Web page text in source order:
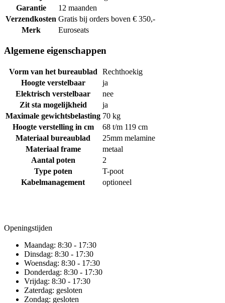
Garantie
12 maanden
Verzendkosten Gratis bij orders boven € 350,-
Merk
Euroseats
Algemene eigenschappen
Vorm van het bureaublad
Rechthoekig
Hoogte verstelbaar
ja
Elektrisch verstelbaar
nee
Zit sta mogelijkheid
ja
Maximale gewichtsbelasting 70 kg
Hoogte verstelling in cm
68 t/m 119 cm
Materiaal bureaublad
25mm melamine
Materiaal frame
metaal
Aantal poten
2
Type poten
T-poot
Kabelmanagement
optioneel
Openingstijden
Maandag: 8:30 - 17:30
Dinsdag: 8:30 - 17:30
Woensdag: 8:30 - 17:30
Donderdag: 8:30 - 17:30
Vrijdag: 8:30 - 17:30
Zaterdag: gesloten
Zondag: gesloten